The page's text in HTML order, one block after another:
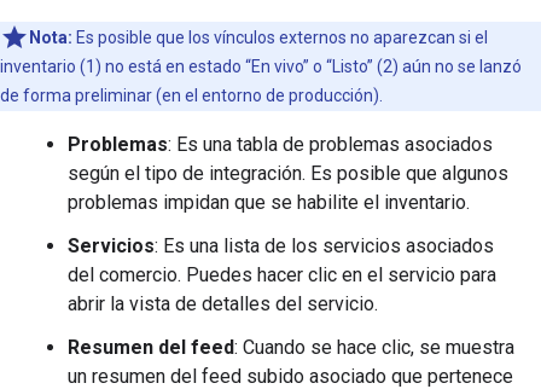
Nota: Es posible que los vínculos externos no aparezcan si el
inventario (1) no está en estado “En vivo” o “Listo” (2) aún no se lanzó
de forma preliminar (en el entorno de producción).
Problemas: Es una tabla de problemas asociados
según el tipo de integración. Es posible que algunos
problemas impidan que se habilite el inventario.
Servicios: Es una lista de los servicios asociados
del comercio. Puedes hacer clic en el servicio para
abrir la vista de detalles del servicio.
Resumen del feed: Cuando se hace clic, se muestra
un resumen del feed subido asociado que pertenece